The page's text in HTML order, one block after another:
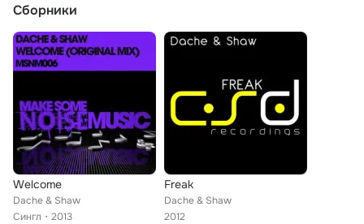
Сборники
Welcome
Dache & Shaw
Сингл
2013
Freak
Dache & Shaw
2012